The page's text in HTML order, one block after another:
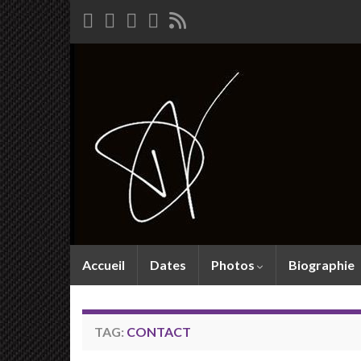
Accueil Dates Photos Biographie
TAG: CONTACT